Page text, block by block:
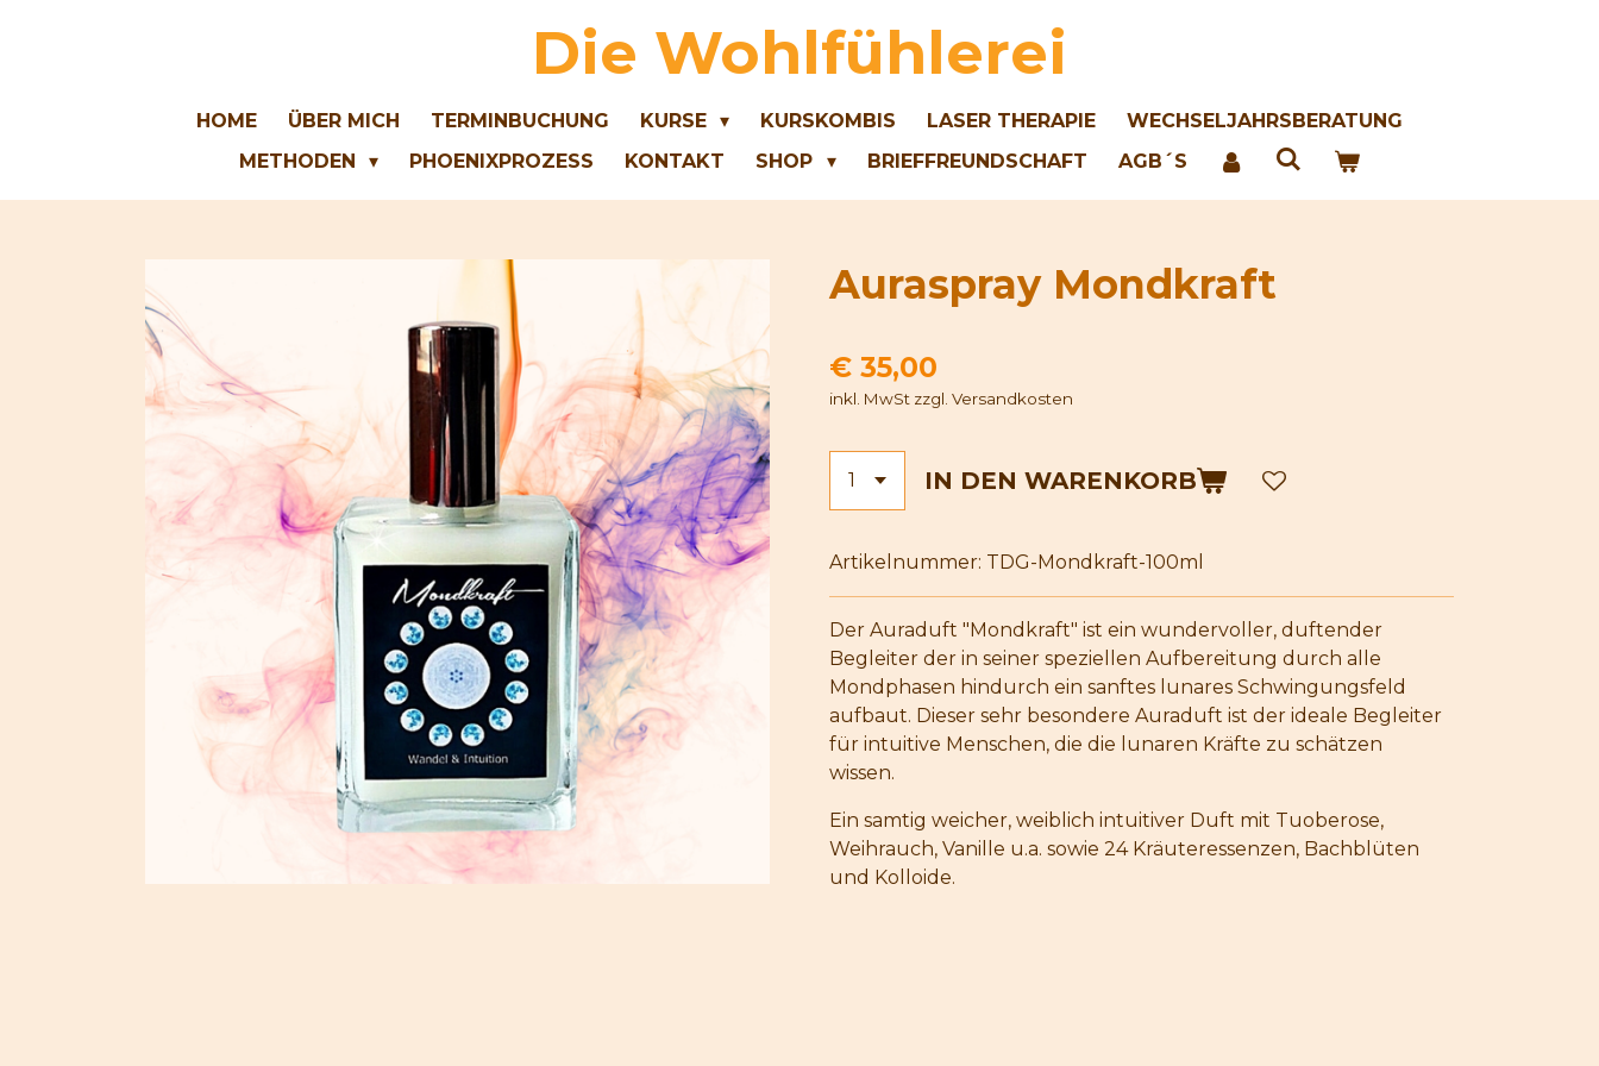
Die Wohlfühlerei
HOME ÜBER MICH TERMINBUCHUNG KURSE KURSKOMBIS LASER THERAPIE
WECHSELJAHRSBERATUNG
METHODEN
PHOENIXPROZESS KONTAKT SHOP BRIEFFREUNDSCHAFT AGB´S
Auraspray Mondkraft
€ 35,00
inkl. MwSt zzgl. Versandkosten
IN DEN WARENKORB
Artikelnummer: TDG-Mondkraft-100ml
Der Auraduft "Mondkraft" ist ein wundervoller, duftender
Begleiter der in seiner speziellen Aufbereitung durch alle
Mondphasen hindurch ein sanftes lunares Schwingungsfeld
aufbaut. Dieser sehr besondere Auraduft ist der ideale Begleiter
für intuitive Menschen, die die lunaren Kräfte zu schätzen
wissen.
Ein samtig weicher, weiblich intuitiver Duft mit Tuoberose,
Weihrauch, Vanille u.a. sowie 24 Kräuteressenzen, Bachblüten
und Kolloide.